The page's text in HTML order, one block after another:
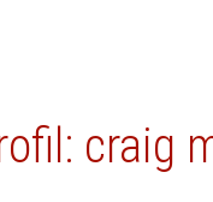
craig